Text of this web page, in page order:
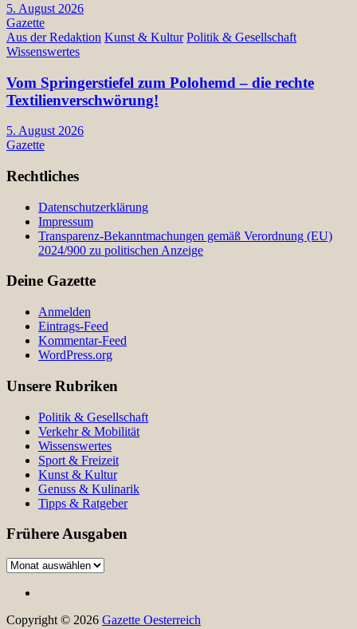
5. August 2026
Gazette
Aus der Redaktion Kunst & Kultur Politik & Gesellschaft
Wissenswertes
Vom Springerstiefel zum Polohemd – die rechte
Textilienverschwörung!
5. August 2026
Gazette
Rechtliches
Datenschutzerklärung
Impressum
Transparenz-Bekanntmachungen gemäß Verordnung (EU)
2024/900 zu politischen Anzeige
Deine Gazette
Anmelden
Eintrags-Feed
Kommentar-Feed
WordPress.org
Unsere Rubriken
Politik & Gesellschaft
Verkehr & Mobilität
Wissenswertes
Sport & Freizeit
Kunst & Kultur
Genuss & Kulinarik
Tipps & Ratgeber
Frühere Ausgaben
Frühere
Copyright © 2026 Gazette Oesterreich